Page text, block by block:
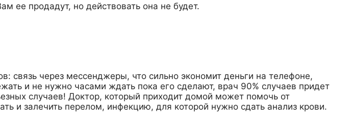
ее продадут, но действовать она не будет.
связь через мессенджеры, что сильно экономит деньги на телефоне,
и не нужно часами ждать пока его сделают, врач 90% случаев придет
случаев! Доктор, который приходит домой может помочь от
и залечить перелом, инфекцию, для которой нужно сдать анализ крови.